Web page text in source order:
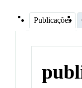
Publicações